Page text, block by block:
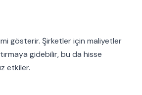
gösterir. Şirketler için maliyetler
gidebilir, bu da hisse
etkiler.